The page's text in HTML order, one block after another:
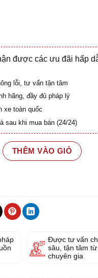
được các ưu đãi hấp
lỗi, tư vấn tận tâm
hãng, đầy đủ pháp lý
xe toàn quốc
sau khi mua bán (24/24)
29F1-526.98 số lượng
THÊM VÀO GIỎ
Được tư vấn
sâu, tận tâm từ
chuyên gia